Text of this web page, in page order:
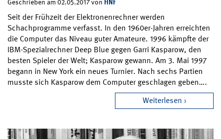
Geschrieben am 02.05.2017 von
Seit der Frühzeit der Elektronenrechner werden
Schachprogramme verfasst. In den 1960er-Jahren erreichten
die Computer das Niveau guter Amateure. 1996 kämpfte der
IBM-Spezialrechner Deep Blue gegen Garri Kasparow, den
besten Spieler der Welt; Kasparow gewann. Am 3. Mai 1997
begann in New York ein neues Turnier. Nach sechs Partien
musste sich Kasparow dem Computer geschlagen geben….
Weiterlesen